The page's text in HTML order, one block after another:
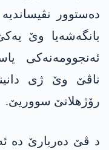
دەستوور
بانگەشەیا وێ
ئەنجوومەنەکی
ناڤێ وێ ژی
رۆژھلاتێ سووریێ.
د ڤێ دەربارێ دە